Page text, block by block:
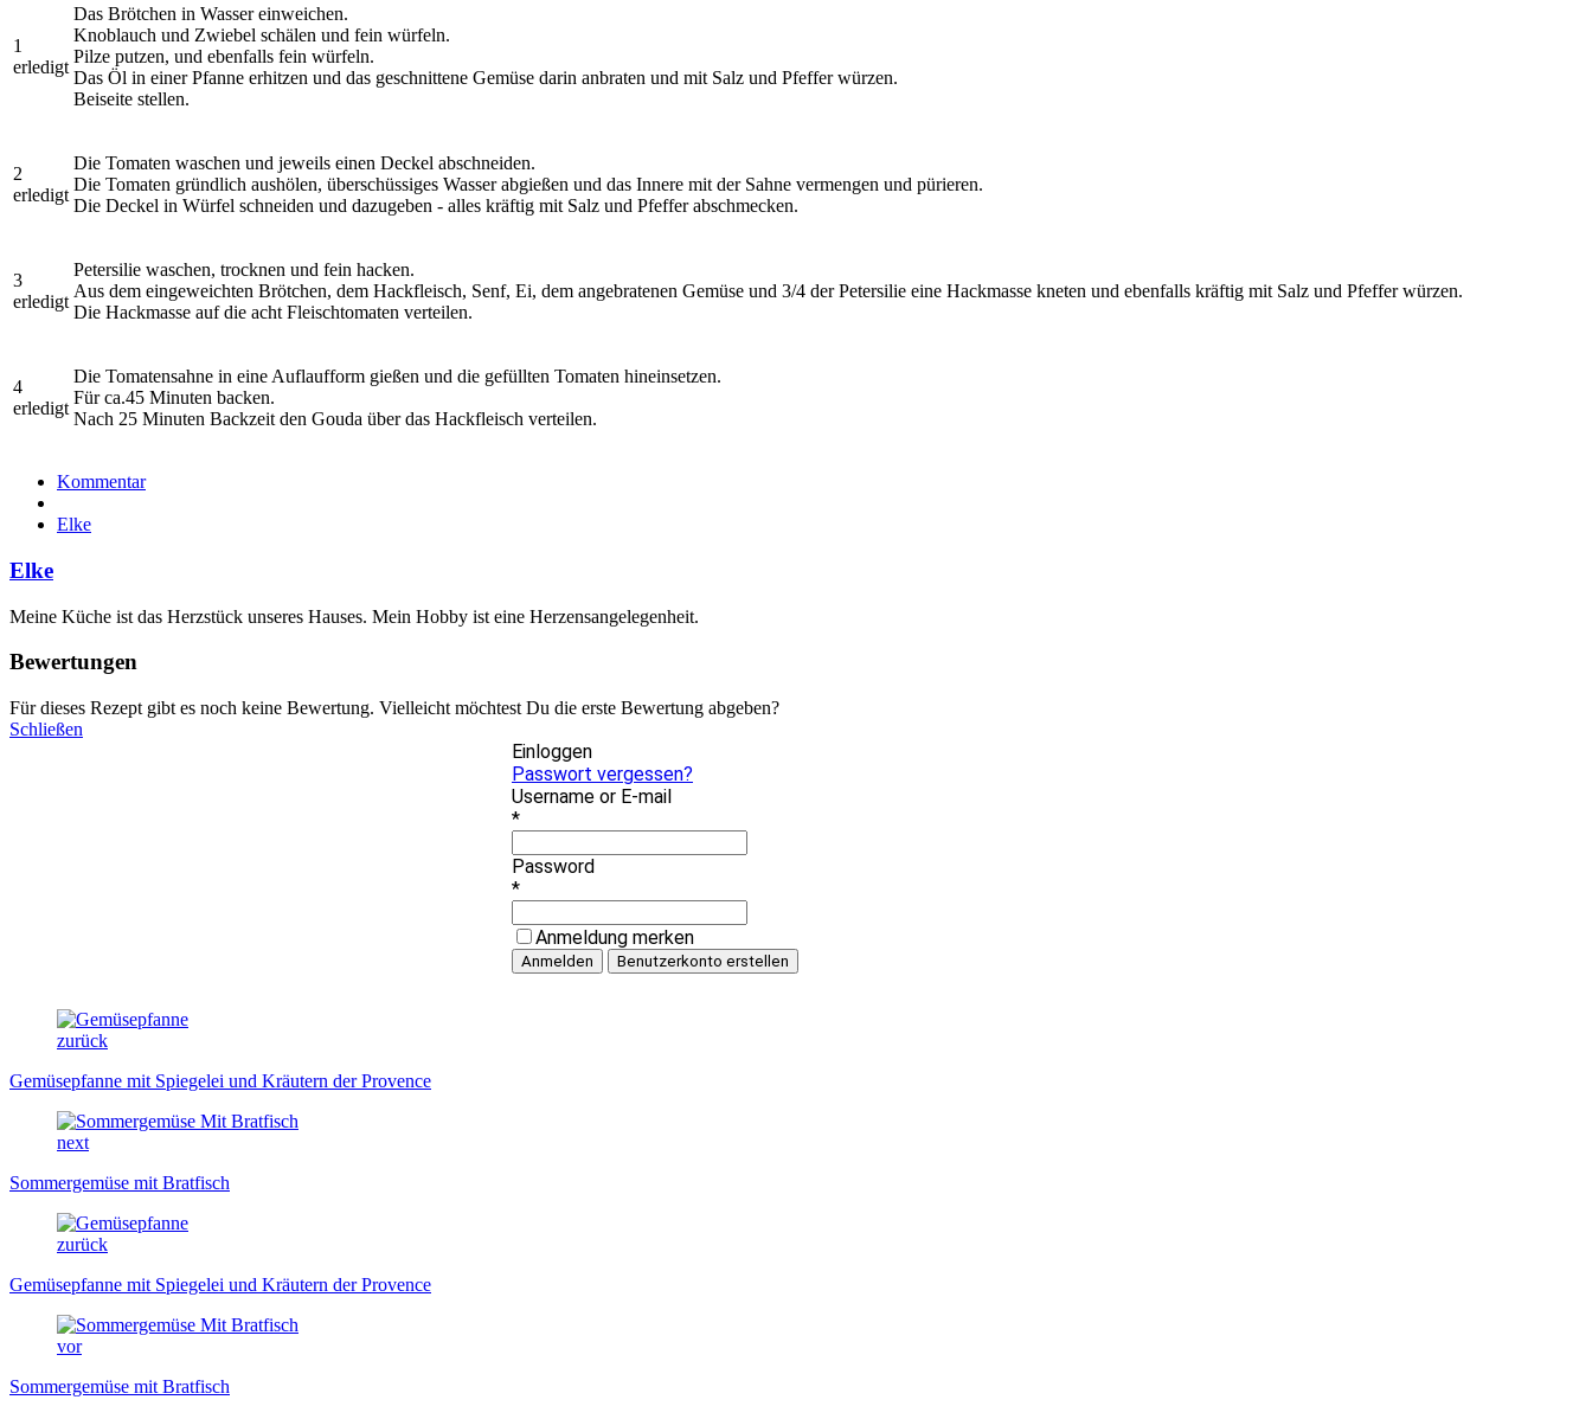
1
erledigt
Das Brötchen in Wasser einweichen.
Knoblauch und Zwiebel schälen und fein würfeln.
Pilze putzen, und ebenfalls fein würfeln.
Das Öl in einer Pfanne erhitzen und das geschnittene Gemüse darin anbraten und mit Salz und Pfeffer würzen.
Beiseite stellen.
2
erledigt
Die Tomaten waschen und jeweils einen Deckel abschneiden.
Die Tomaten gründlich aushölen, überschüssiges Wasser abgießen und das Innere mit der Sahne vermengen und pürieren.
Die Deckel in Würfel schneiden und dazugeben - alles kräftig mit Salz und Pfeffer abschmecken.
3
erledigt
Petersilie waschen, trocknen und fein hacken.
Aus dem eingeweichten Brötchen, dem Hackfleisch, Senf, Ei, dem angebratenen Gemüse und 3/4 der Petersilie eine Hackmasse kneten und ebenfalls kräftig mit Salz und Pfeffer würzen.
Die Hackmasse auf die acht Fleischtomaten verteilen.
4
erledigt
Die Tomatensahne in eine Auflaufform gießen und die gefüllten Tomaten hineinsetzen.
Für ca.45 Minuten backen.
Nach 25 Minuten Backzeit den Gouda über das Hackfleisch verteilen.
Kommentar
Elke
Elke
Meine Küche ist das Herzstück unseres Hauses. Mein Hobby ist eine Herzensangelegenheit.
Bewertungen
Für dieses Rezept gibt es noch keine Bewertung. Vielleicht möchtest Du die erste Bewertung abgeben?
Schließen
Einloggen
Passwort vergessen?
Username or E-mail
*
Password
*
Anmeldung merken
zurück
Gemüsepfanne mit Spiegelei und Kräutern der Provence
next
Sommergemüse mit Bratfisch
zurück
Gemüsepfanne mit Spiegelei und Kräutern der Provence
vor
Sommergemüse mit Bratfisch